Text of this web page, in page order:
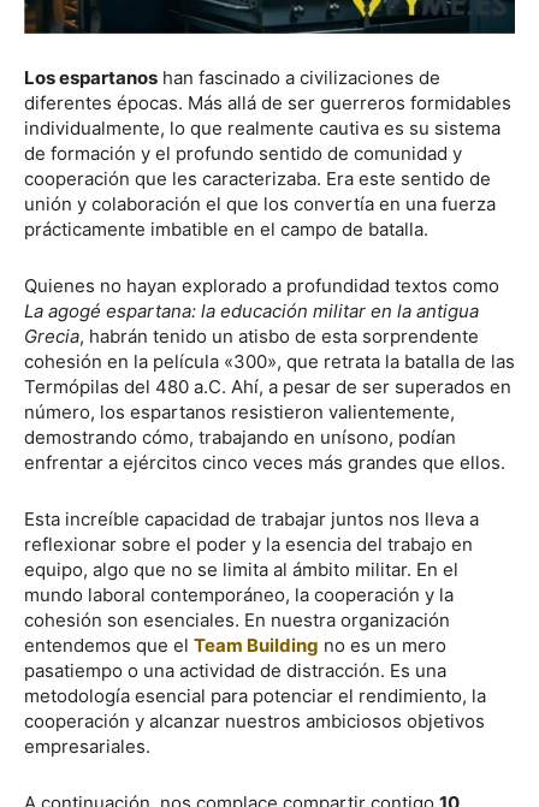
Los espartanos han fascinado a civilizaciones de
diferentes épocas. Más allá de ser guerreros formidables
individualmente, lo que realmente cautiva es su sistema
de formación y el profundo sentido de comunidad y
cooperación que les caracterizaba. Era este sentido de
unión y colaboración el que los convertía en una fuerza
prácticamente imbatible en el campo de batalla.
Quienes no hayan explorado a profundidad textos como
La agogé espartana: la educación militar en la antigua
Grecia, habrán tenido un atisbo de esta sorprendente
cohesión en la película «300», que retrata la batalla de las
Termópilas del 480 a.C. Ahí, a pesar de ser superados en
número, los espartanos resistieron valientemente,
demostrando cómo, trabajando en unísono, podían
enfrentar a ejércitos cinco veces más grandes que ellos.
Esta increíble capacidad de trabajar juntos nos lleva a
reflexionar sobre el poder y la esencia del trabajo en
equipo, algo que no se limita al ámbito militar. En el
mundo laboral contemporáneo, la cooperación y la
cohesión son esenciales. En nuestra organización
entendemos que el Team Building no es un mero
pasatiempo o una actividad de distracción. Es una
metodología esencial para potenciar el rendimiento, la
cooperación y alcanzar nuestros ambiciosos objetivos
empresariales.
A continuación, nos complace compartir contigo 10